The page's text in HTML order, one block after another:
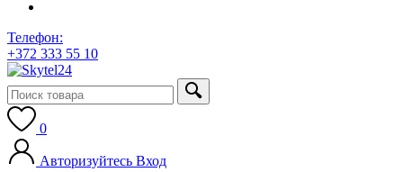
Телефон:
+372 333 55 10
0
Авторизуйтесь Вход